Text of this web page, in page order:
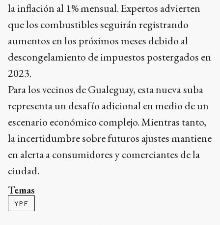
la inflación al 1% mensual. Expertos advierten
que los combustibles seguirán registrando
aumentos en los próximos meses debido al
descongelamiento de impuestos postergados en
2023.
Para los vecinos de Gualeguay, esta nueva suba
representa un desafío adicional en medio de un
escenario económico complejo. Mientras tanto,
la incertidumbre sobre futuros ajustes mantiene
en alerta a consumidores y comerciantes de la
ciudad.
Temas
YPF